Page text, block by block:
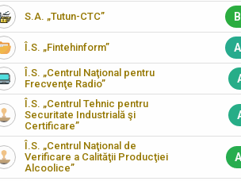
S.A. „Tutun-CTC”
Î.S. „Fintehinform”
Î.S. „Centrul Naţional pentru
Frecvenţe Radio”
Î.S. „Centrul Tehnic pentru
Securitate Industrială şi
Certificare”
Î.S. „Centrul Naţional de
Verificare a Calităţii Producţiei
Alcoolice”